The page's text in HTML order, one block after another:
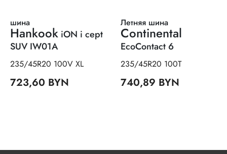
шина
Hankook iON i cept
SUV IW01A
235/45R20 100V XL
723,60 BYN
Летняя шина
Continental
EcoContact 6
235/45R20 100T
740,89 BYN